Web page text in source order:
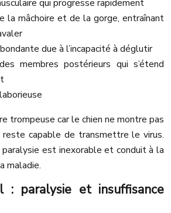
qui progresse rapidement
la mâchoire et de la gorge, entraînant
due à l’incapacité à déglutir
membres postérieurs qui s’étend
trompeuse car le chien ne montre pas
reste capable de transmettre le virus.
est inexorable et conduit à la
maladie.
: paralysie et insuffisance